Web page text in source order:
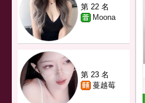
第 22 名
Moona
第 23 名
蔓越莓